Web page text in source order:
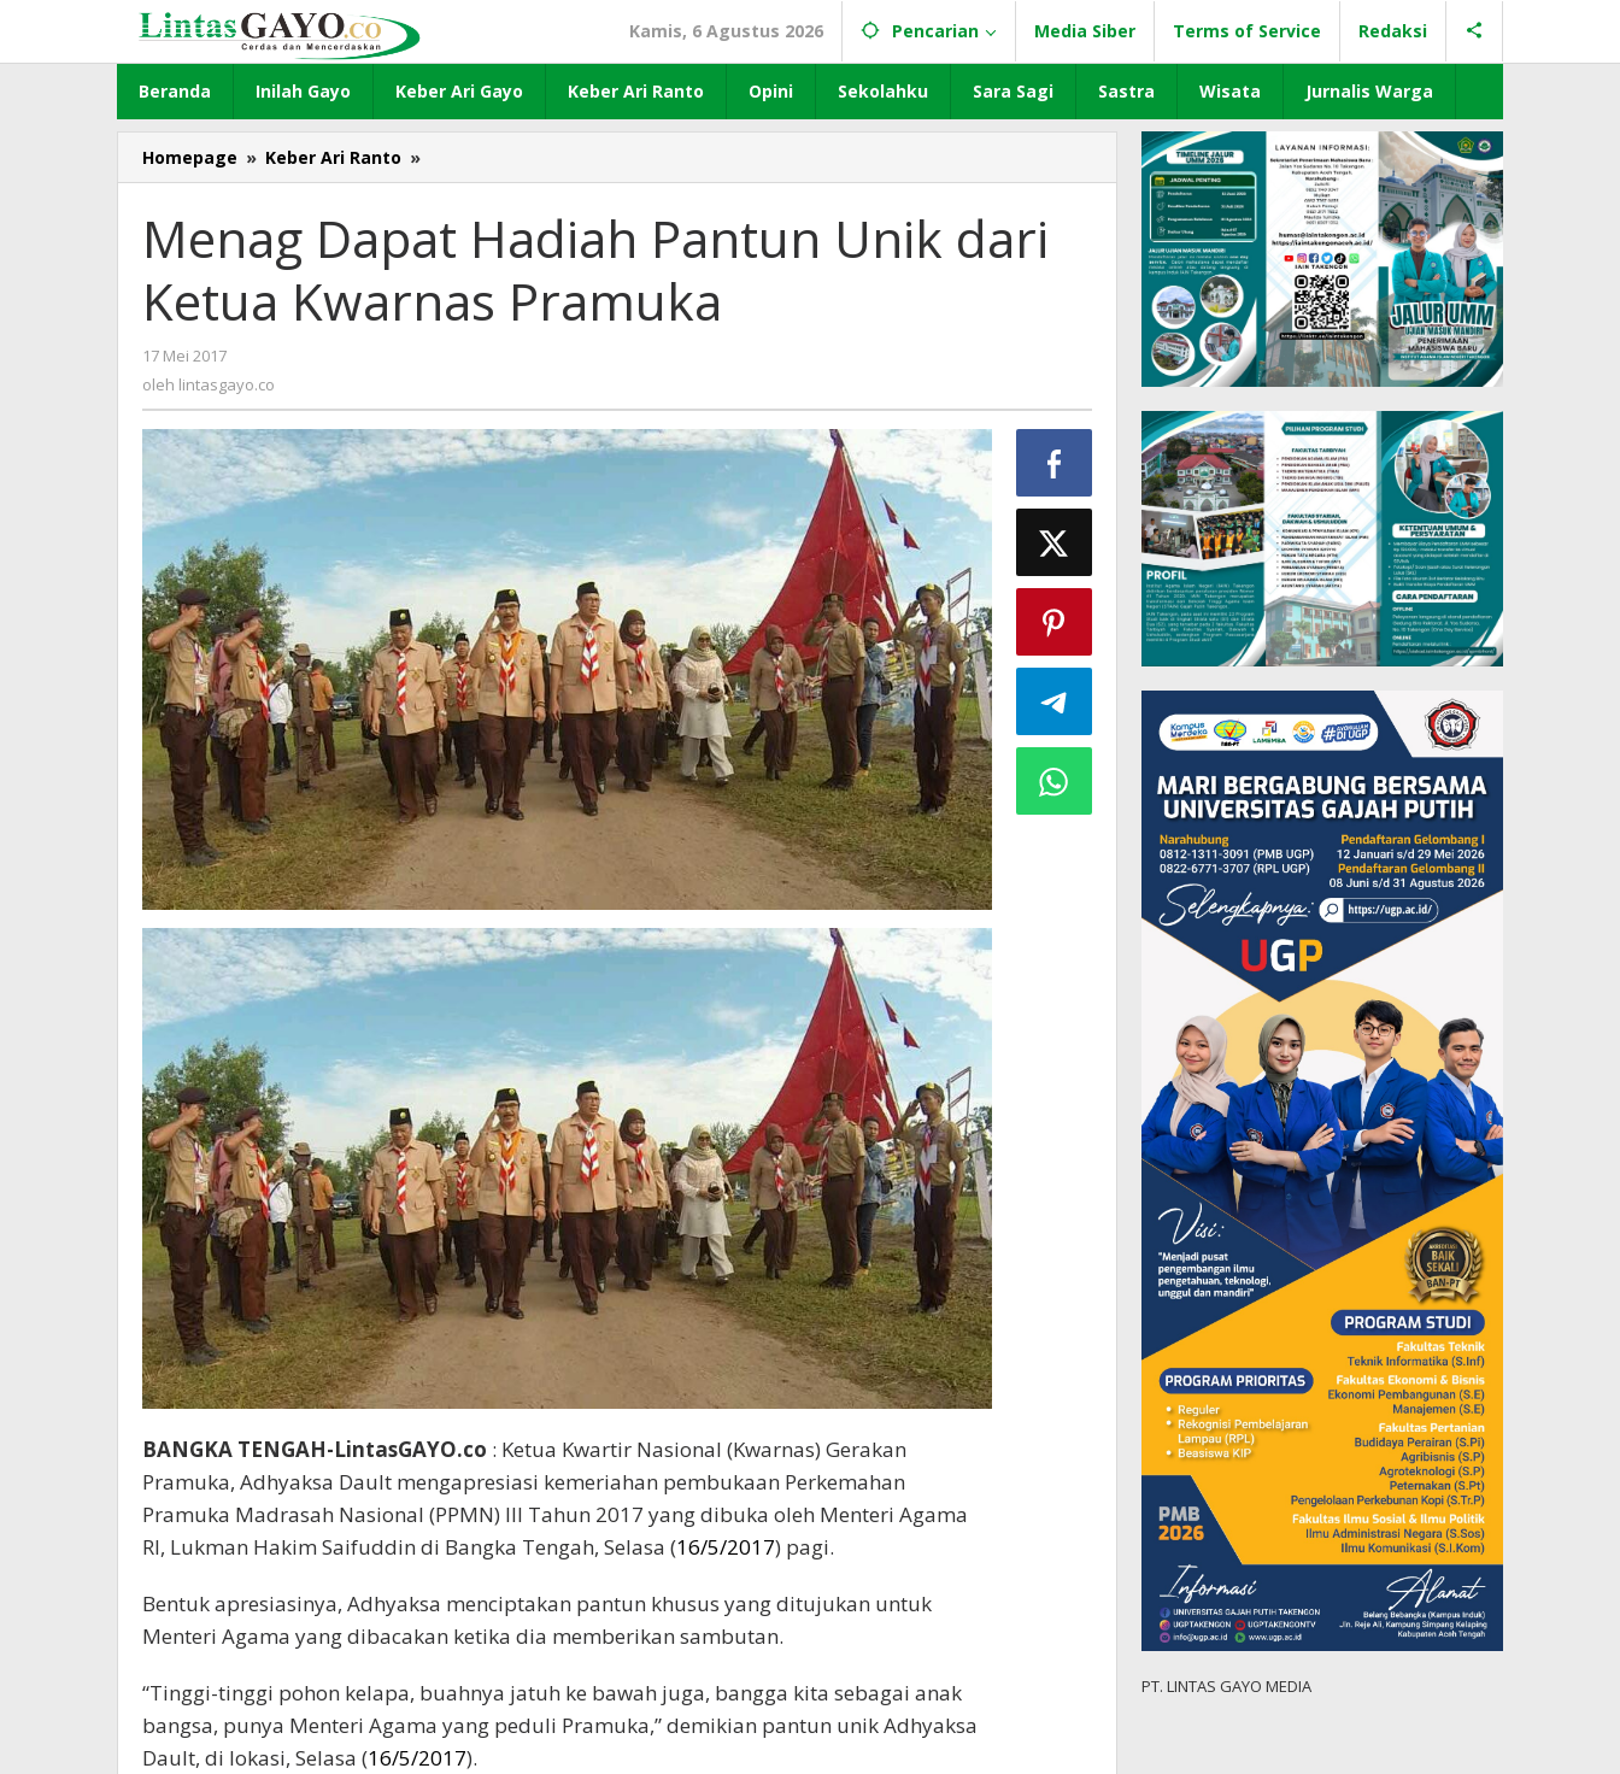
konten
Kamis, 6 Agustus 2026 Pencarian Media Siber Terms of Service Redaksi
Beranda Inilah Gayo Keber Ari Gayo Keber Ari Ranto Opini Sekolahku Sara Sagi Sastra Wisata Jurnalis Warga
Homepage » Keber Ari Ranto »
Dapat
Pantun
Unik
Ketua
Menag Dapat Hadiah Pantun Unik dari
Ketua Kwarnas Pramuka
17 Mei 2017
lintasgayo.co
oleh lintasgayo.co
BANGKA TENGAH-LintasGAYO.co : Ketua Kwartir Nasional (Kwarnas) Gerakan
Pramuka, Adhyaksa Dault mengapresiasi kemeriahan pembukaan Perkemahan
Pramuka Madrasah Nasional (PPMN) III Tahun 2017 yang dibuka oleh Menteri Agama
RI, Lukman Hakim Saifuddin di Bangka Tengah, Selasa (16/5/2017) pagi.
Bentuk apresiasinya, Adhyaksa menciptakan pantun khusus yang ditujukan untuk
Menteri Agama yang dibacakan ketika dia memberikan sambutan.
“Tinggi-tinggi pohon kelapa, buahnya jatuh ke bawah juga, bangga kita sebagai anak
bangsa, punya Menteri Agama yang peduli Pramuka,” demikian pantun unik Adhyaksa
Dault, di lokasi, Selasa (16/5/2017).
PT. LINTAS GAYO MEDIA